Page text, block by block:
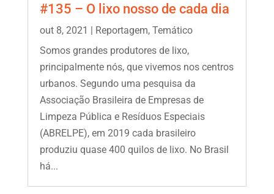
#135 – O lixo nosso de cada dia
out 8, 2021 | Reportagem, Temático
Somos grandes produtores de lixo,
principalmente nós, que vivemos nos centros
urbanos. Segundo uma pesquisa da
Associação Brasileira de Empresas de
Limpeza Pública e Resíduos Especiais
(ABRELPE), em 2019 cada brasileiro
produziu quase 400 quilos de lixo. No Brasil
há...